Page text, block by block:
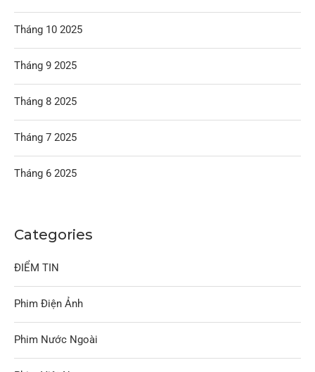
Tháng 10 2025
Tháng 9 2025
Tháng 8 2025
Tháng 7 2025
Tháng 6 2025
Categories
ĐIỂM TIN
Phim Điện Ảnh
Phim Nước Ngoài